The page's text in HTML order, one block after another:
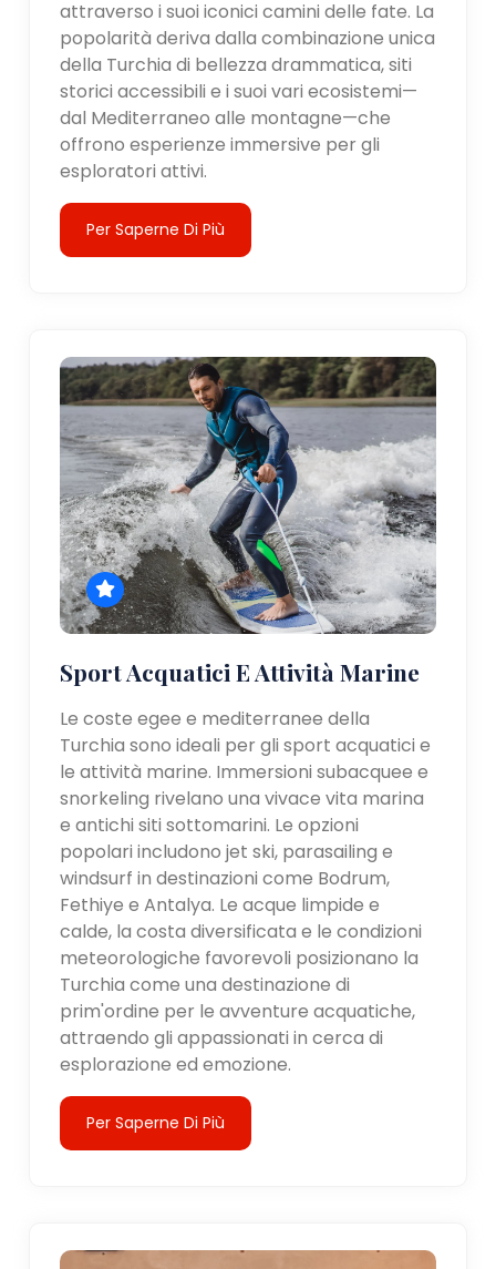
attraverso i suoi iconici camini delle fate. La
popolarità deriva dalla combinazione unica
della Turchia di bellezza drammatica, siti
storici accessibili e i suoi vari ecosistemi—
dal Mediterraneo alle montagne—che
offrono esperienze immersive per gli
esploratori attivi.
Per Saperne Di Più
Sport Acquatici E Attività Marine
Le coste egee e mediterranee della
Turchia sono ideali per gli sport acquatici e
le attività marine. Immersioni subacquee e
snorkeling rivelano una vivace vita marina
e antichi siti sottomarini. Le opzioni
popolari includono jet ski, parasailing e
windsurf in destinazioni come Bodrum,
Fethiye e Antalya. Le acque limpide e
calde, la costa diversificata e le condizioni
meteorologiche favorevoli posizionano la
Turchia come una destinazione di
prim'ordine per le avventure acquatiche,
attraendo gli appassionati in cerca di
esplorazione ed emozione.
Per Saperne Di Più